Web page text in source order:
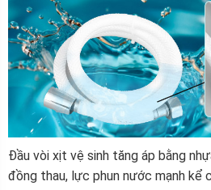
Đầu vòi xịt vệ sinh tăng áp bằng
đồng thau, lực phun nước mạnh kể